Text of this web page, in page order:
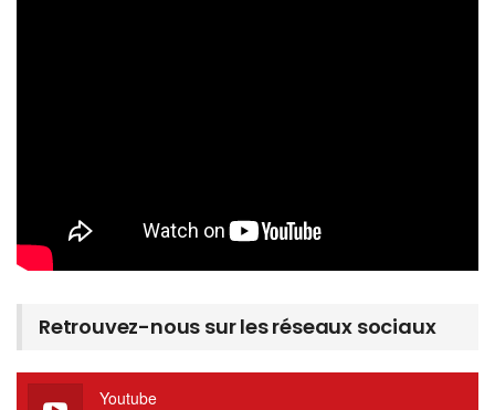
Retrouvez-nous sur les réseaux sociaux
Youtube